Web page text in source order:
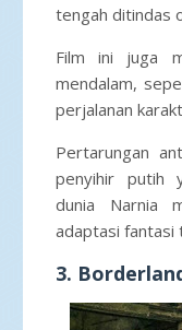
tengah ditindas
Film ini juga
mendalam,
perjalanan
Pertarungan
penyihir putih
dunia Narnia
adaptasi fantasi
3.